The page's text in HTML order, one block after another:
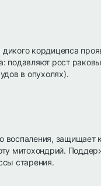
кордицепса
подавляют рост
в опухолях).
защищает
митохондрий.
старения.